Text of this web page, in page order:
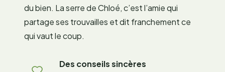
du bien. La serre de Chloé, c’est l’amie qui
partage ses trouvailles et dit franchement ce
qui vaut le coup.
Des conseils sincères